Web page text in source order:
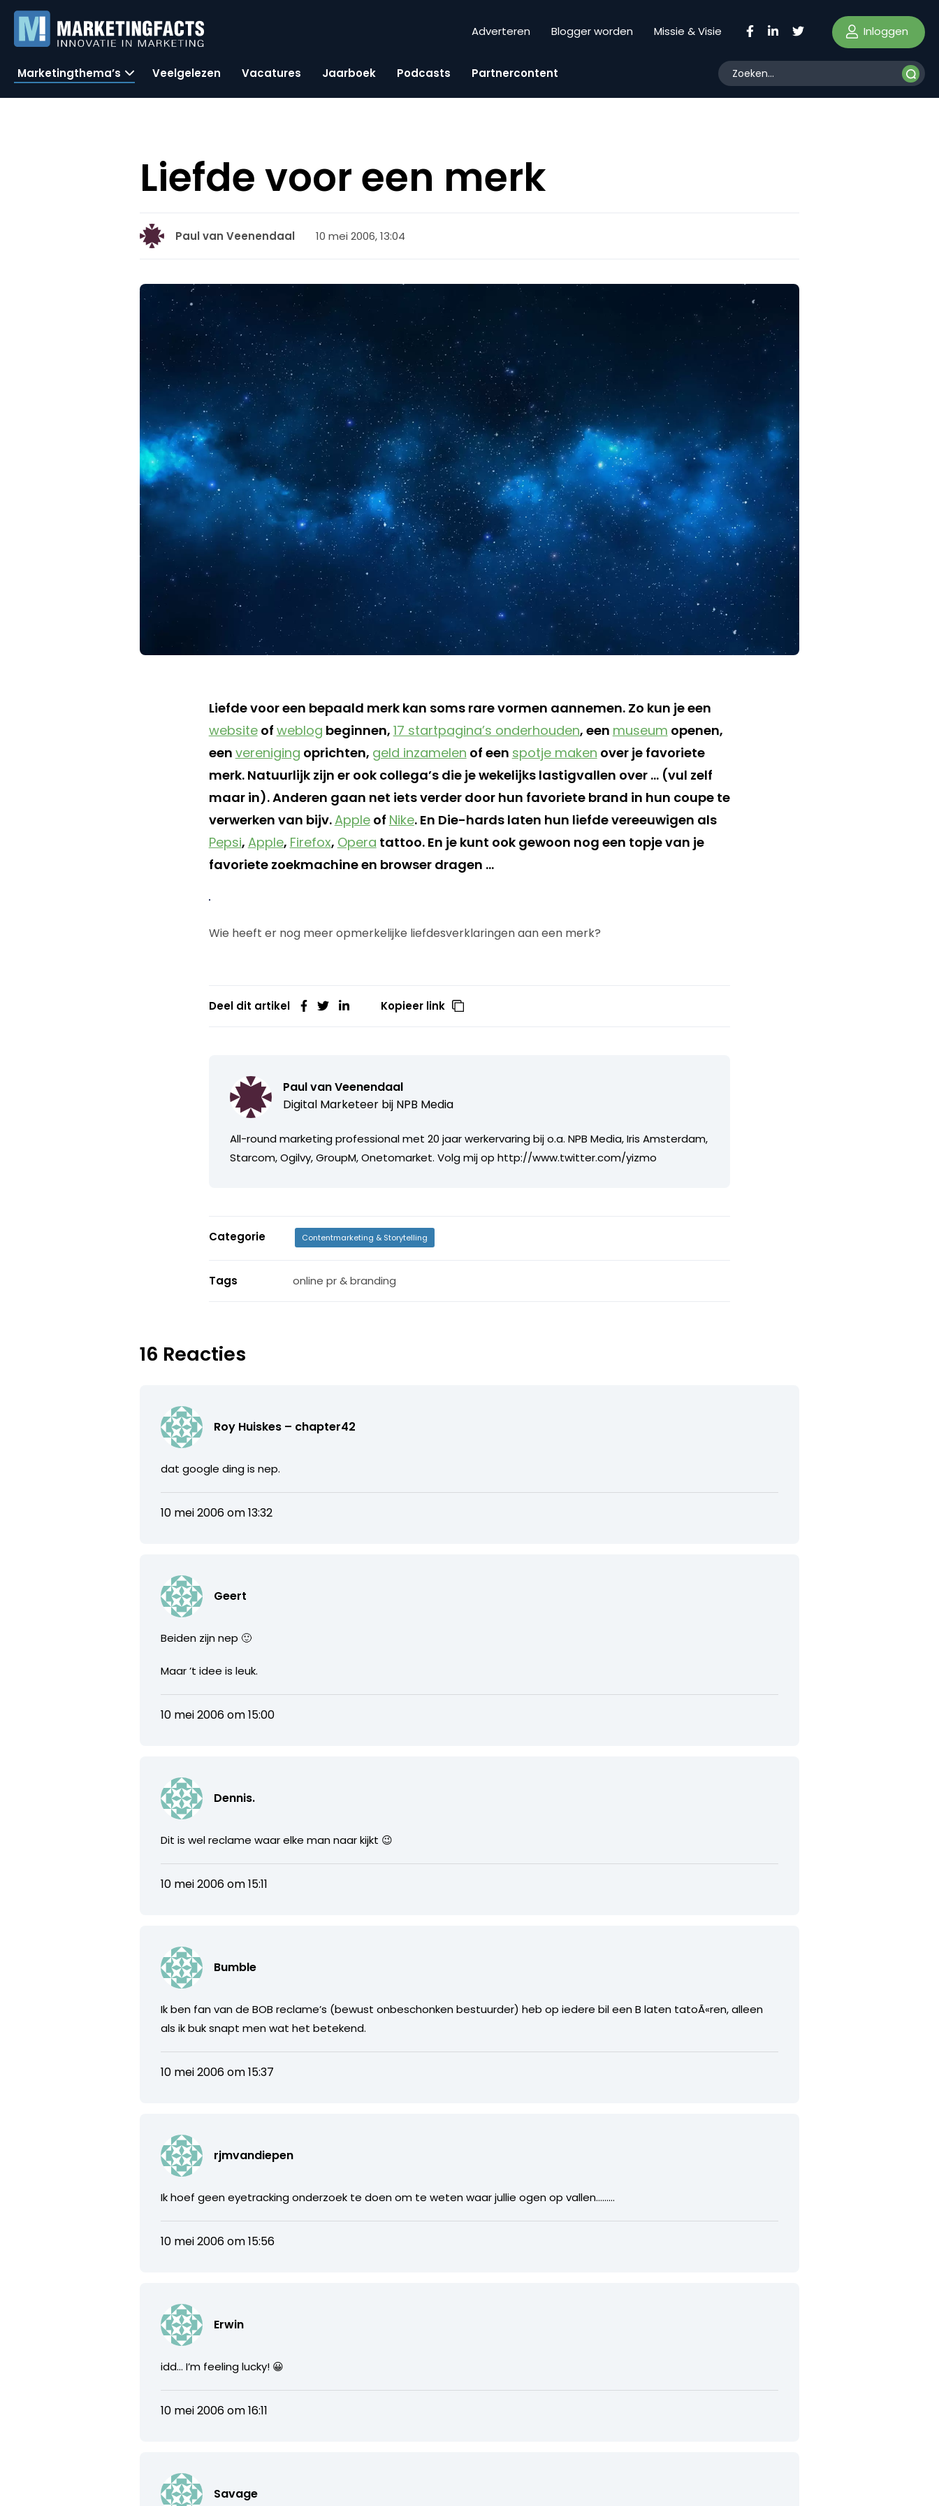
Adverteren Blogger worden Missie & Visie Inloggen
Marketingthema’s Veelgelezen Vacatures Jaarboek Podcasts Partnercontent
Liefde voor een merk
Paul van Veenendaal 10 mei 2006, 13:04
Liefde voor een bepaald merk kan soms rare vormen aannemen. Zo kun je een
websiteof weblog beginnen, 17 startpagina’s onderhouden, een museum openen,
een vereniging oprichten, geld inzamelen of een spotje maken over je favoriete
merk. Natuurlijk zijn er ook collega’s die je wekelijks lastigvallen over … (vul zelf
maar in). Anderen gaan net iets verder door hun favoriete brand in hun coupe te
verwerken van bijv.Appleof Nike. En Die-hards laten hun liefde vereeuwigen als
Pepsi, Apple, Firefox, Opera tattoo. En je kunt ook gewoon nog een topje van je
favoriete zoekmachine en browser dragen …
Wie heeft er nog meer opmerkelijke liefdesverklaringen aan een merk?
Deel dit artikel Kopieer link
Paul van Veenendaal
Digital Marketeer bij NPB Media
All-round marketing professional met 20 jaar werkervaring bij o.a. NPB Media, Iris Amsterdam,
Starcom, Ogilvy, GroupM, Onetomarket. Volg mij op http://www.twitter.com/yizmo
Categorie Contentmarketing & Storytelling
Tags online pr & branding
16 Reacties
Roy Huiskes – chapter42
dat google ding is nep.
10 mei 2006 om 13:32
Geert
Beiden zijn nep 🙂
Maar ’t idee is leuk.
10 mei 2006 om 15:00
Dennis.
Dit is wel reclame waar elke man naar kijkt 😉
10 mei 2006 om 15:11
Bumble
Ik ben fan van de BOB reclame’s (bewust onbeschonken bestuurder) heb op iedere bil een B laten tatoÃ«ren, alleen
als ik buk snapt men wat het betekend.
10 mei 2006 om 15:37
rjmvandiepen
Ik hoef geen eyetracking onderzoek te doen om te weten waar jullie ogen op vallen………
10 mei 2006 om 15:56
Erwin
idd… I’m feeling lucky! 😀
10 mei 2006 om 16:11
Savage